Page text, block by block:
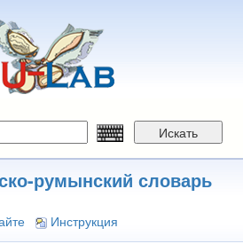
Искать
румынский словарь
Инструкция